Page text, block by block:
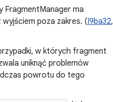
FragmentManager ma
poza zakres. (I9ba32,
w których fragment
uniknąć problemów
powrotu do tego